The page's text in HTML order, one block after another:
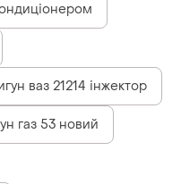
ваз 21214 інжектор
газ 53 новий